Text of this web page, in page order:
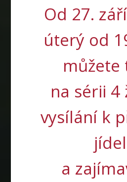
Od 27.
úterý od
můžete
na sérii 4
vysílání k
jídel
a